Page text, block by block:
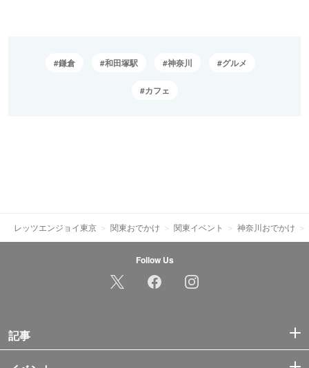
鎌倉 和田塚駅 神奈川 グルメ
カフェ
レッツエンジョイ東京 関東おでかけ 関東イベント 神奈川おでかけ
Follow Us
記事